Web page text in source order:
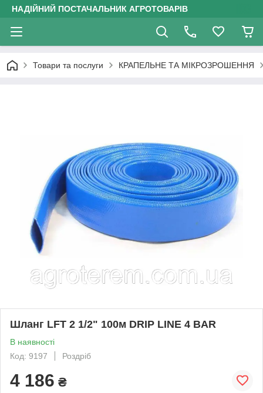
НАДІЙНИЙ ПОСТАЧАЛЬНИК АГРОТОВАРІВ
Товари та послуги КРАПЕЛЬНЕ ТА МІКРОЗРОШЕННЯ
Шланг LFT 2 1/2" 100м DRIP LINE 4 BAR
В наявності
Код: 9197
Роздріб
4 186 ₴